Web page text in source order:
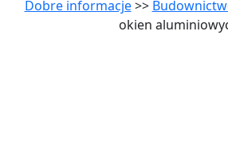
Dobre informacje>>
okien